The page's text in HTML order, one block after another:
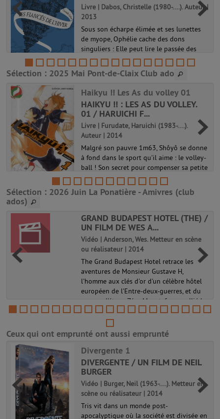
Livre | Dabos, Christelle (1980-....). Auteur |
2013
Sous son écharpe élimée et ses lunettes
de myope, Ophélie cache des dons
singuliers : Elle peut lire le passée des
objets et traverser les miroirs. Elle vit
paisiblement sur l'arche d'Anima quand on
la fiance à Thorn, du puissant ...
La passe-miroir 01
Sélection : 2025 Mai Pont-de-Claix Club ado
Haikyu !! Les As du volley 01
HAIKYU !! : LES AS DU VOLLEY.
01 / HARUICHI F...
Livre | Furudate, Haruichi (1983-....).
Auteur | 2014
Malgré son pauvre 1m63, Shôyô se donne
à fond dans le sport qu'il aime : le volley-
ball ! Son secret pour compenser sa petite
taille : une détente phénoménale ! En
intégrant la section volley du lycée
Karasuno, notre rookie est dé...
Sélection : 2026 Juin La Ponatière - Amivres (club
ados)
GRAND BUDAPEST HOTEL (THE) /
UN FILM DE WES A...
Vidéo | Anderson, Wes. Metteur en scène
ou réalisateur | 2014
The Grand Budapest Hotel retrace les
aventures de Monsieur Gustave H,
l'homme aux clés d'or d'un célèbre hôtel
européen de l'Entre-deux-guerres, et du
garçon d'étage Zéro Moustafa, son allié le
plus fidèle. La recherche d'un table...
Ceux qui ont emprunté ont aussi emprunté
Divergente 1
DIVERGENTE / UN FILM DE NEIL
BURGER
Vidéo | Burger, Neil (1963-....). Metteur en
scène ou réalisateur | 2014
Tris vit dans un monde post-
apocalyptique où la société est divisée en